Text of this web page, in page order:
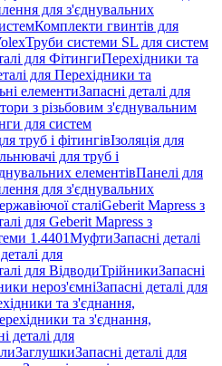
для з'єднувальних
Комплекти гвинтів для
Труби системи SL для систем
для ФітингиПерехідники та
для Перехідники та
елементиЗапасні деталі для
з різьбовим з'єднувальним
для систем
труб і фітингівІзоляція для
для труб і
елементівПанелі для
для з'єднувальних
сталіGeberit Mapress з
для Geberit Mapress з
1.4401МуфтиЗапасні деталі
для
для ВідводиТрійникиЗапасні
нероз'ємніЗапасні деталі для
та з'єднання,
та з'єднання,
деталі для
ЗаглушкиЗапасні деталі для